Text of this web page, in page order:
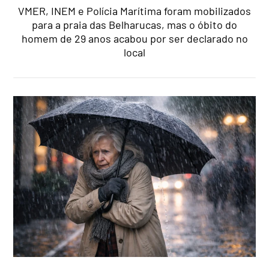
VMER, INEM e Polícia Marítima foram mobilizados
para a praia das Belharucas, mas o óbito do
homem de 29 anos acabou por ser declarado no
local